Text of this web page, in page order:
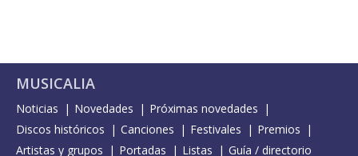
MUSICALIA
Noticias Novedades
Próximas novedades
Discos históricos
Canciones Festivales
Premios
Artistas y grupos
Portadas Listas Guía / directorio